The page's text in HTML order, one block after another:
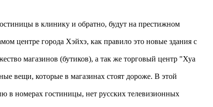
в клинику и обратно, будут на престижном
центре города Хэйхэ, как правило это новые здания с
магазинов (бутиков), а так же торговый центр "Хуа
вещи, которые в магазинах стоят дороже. В этой
в номерах гостиницы, нет русских телевизионных